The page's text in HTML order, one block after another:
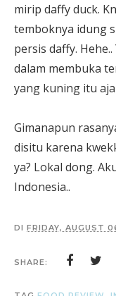
mirip daffy duck.
temboknya idung
persis daffy.
dalam membuka
yang kuning itu
Gimanapun
disitu karena
ya? Lokal dong.
Indonesia..
DI FRIDAY, AUGUST
SHARE: